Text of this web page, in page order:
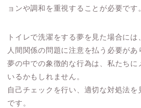
ョンや調和を重視することが必要です
トイレで洗濯をする夢を見た場合には
人間関係の問題に注意を払う必要があ
夢の中での象徴的な行為は、私たちに
いるかもしれません。
自己チェックを行い、適切な対処法を
です。